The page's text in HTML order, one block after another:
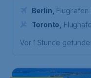
Berlin
Flughafen
Brandenburg
Toronto
Vor 1 Stunde